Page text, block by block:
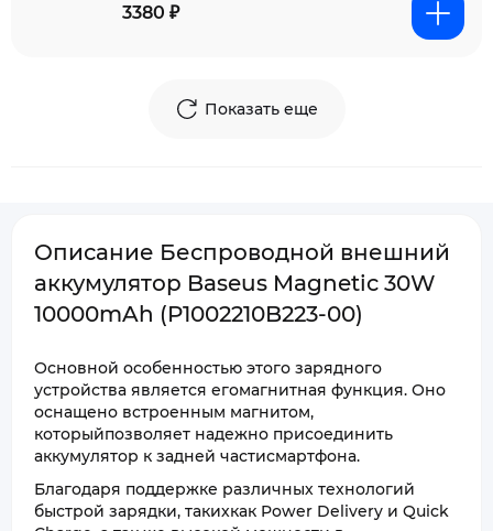
3380 ₽
Показать еще
Описание Беспроводной внешний
аккумулятор Baseus Magnetic 30W
10000mAh (P1002210B223-00)
Основной особенностью этого зарядного
устройства является егомагнитная функция. Оно
оснащено встроенным магнитом,
которыйпозволяет надежно присоединить
аккумулятор к задней частисмартфона.
Благодаря поддержке различных технологий
быстрой зарядки, такихкак Power Delivery и Quick